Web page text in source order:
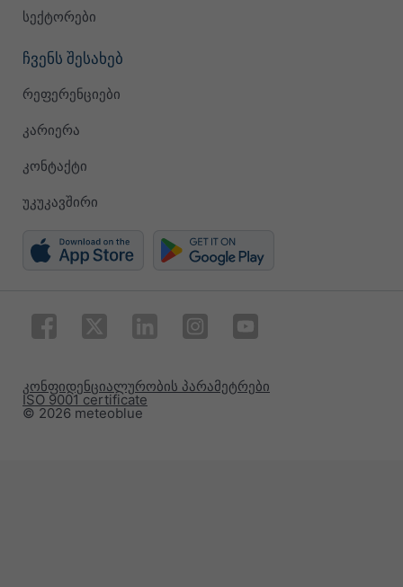
სექტორები
ჩვენს შესახებ
რეფერენციები
კარიერა
კონტაქტი
უკუკავშირი
© 2026 meteoblue
ISO 9001 certificate
კონფიდენციალურობის პარამეტრები